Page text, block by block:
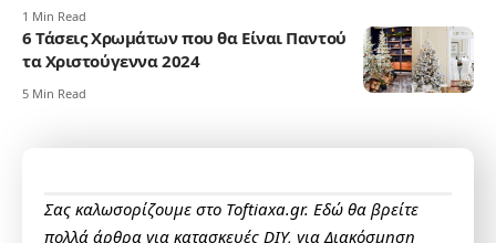
1 Min Read
6 Τάσεις Χρωμάτων που θα Είναι Παντού
τα Χριστούγεννα 2024
5 Min Read
Σας καλωσορίζουμε στο Toftiaxa.gr. Εδώ θα βρείτε
πολλά άρθρα για κατασκευές DIY, για Διακόσμηση